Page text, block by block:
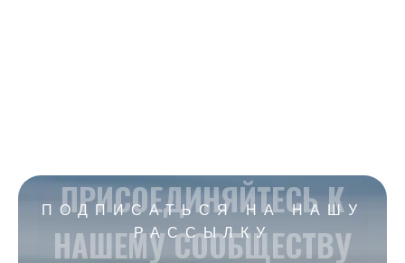
ПОДПИСАТЬСЯ НА НАШУ
РАССЫЛКУ
ПРИСОЕДИНЯЙТЕСЬ К
НАШЕМУ СООБЩЕСТВУ